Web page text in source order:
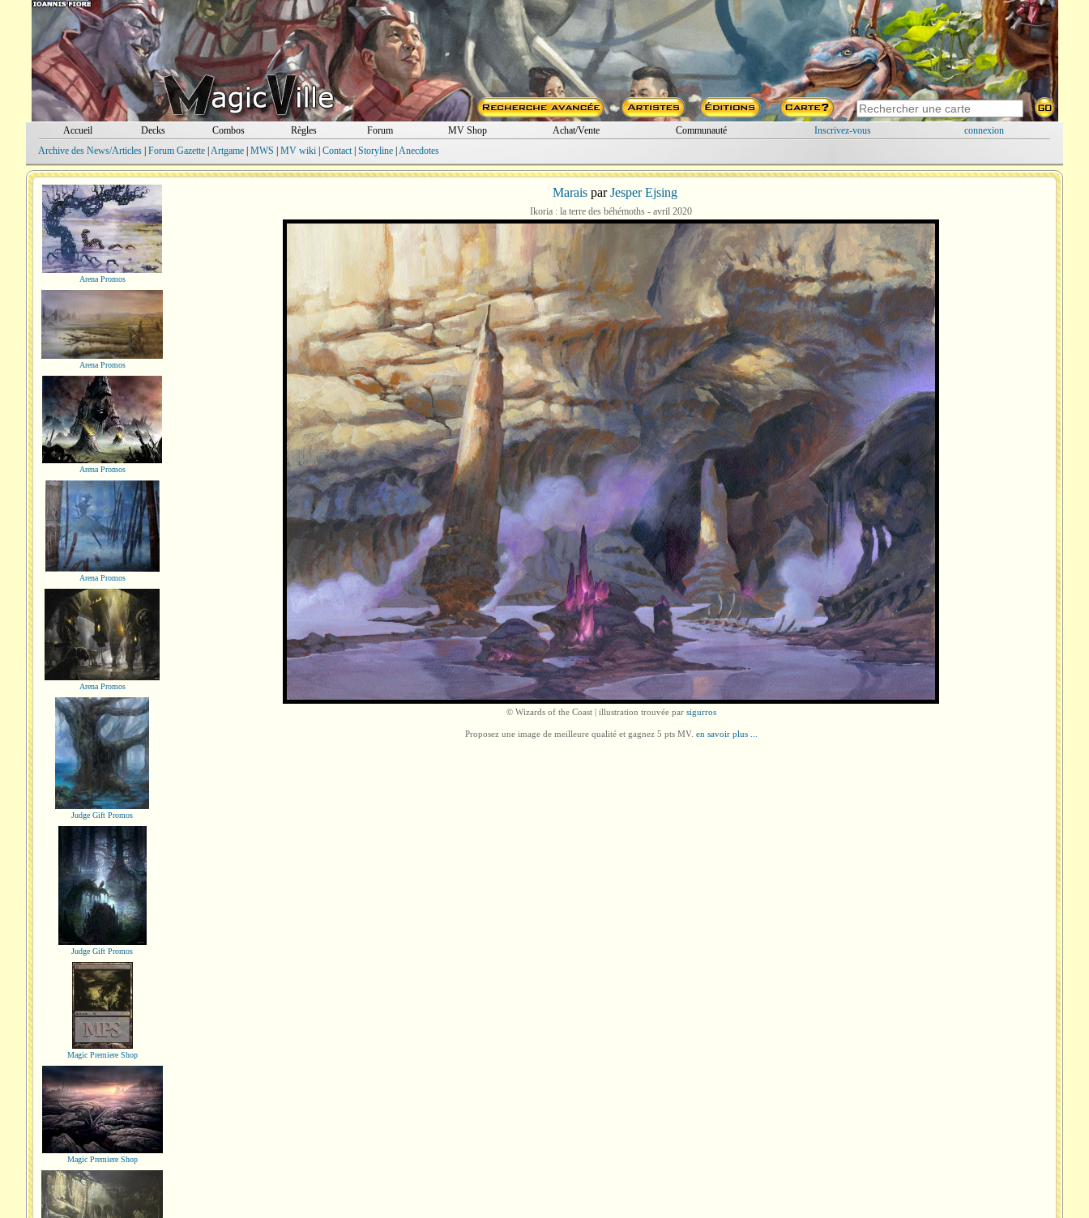
Accueil Decks Combos Règles Forum MV Shop Achat/Vente Communauté Inscrivez-vous
connexion
Archive des News/Articles| Forum Gazette| Artgame| MWS MV wiki| Contact| Storyline| Anecdotes
Arena Promos
Arena Promos
Arena Promos
Arena Promos
Arena Promos
Judge Gift Promos
Judge Gift Promos
Magic Premiere Shop
Magic Premiere Shop
Marais parJesper Ejsing
Ikoria : la terre des béhémoths - avril 2020
© Wizards of the Coast | illustration trouvée par sigurros
Proposez une image de meilleure qualité et gagnez 5 pts MV. en savoir plus ...